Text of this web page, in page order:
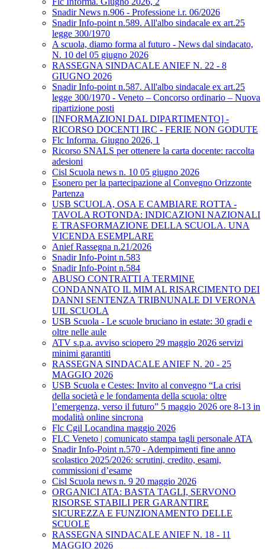
Snadir News n.906 - Professione i.r. 06/2026
Snadir Info-point n.589. All'albo sindacale ex art.25
legge 300/1970
A scuola, diamo forma al futuro - News dal sindacato,
N. 10 del 05 giugno 2026
RASSEGNA SINDACALE ANIEF N. 22 - 8
GIUGNO 2026
Snadir Info-point n.587. All'albo sindacale ex art.25
legge 300/1970 - Veneto – Concorso ordinario – Nuova
ripartizione posti
[INFORMAZIONI DAL DIPARTIMENTO] -
RICORSO DOCENTI IRC - FERIE NON GODUTE
Flc Informa. Giugno 2026, 1
Ricorso SNALS per ottenere la carta docente: raccolta
adesioni
Cisl Scuola news n. 10 05 giugno 2026
Esonero per la partecipazione al Convegno Orizzonte
Partenza
USB SCUOLA, OSA E CAMBIARE ROTTA -
TAVOLA ROTONDA: INDICAZIONI NAZIONALI
E TRASFORMAZIONE DELLA SCUOLA. UNA
VICENDA ESEMPLARE
Anief Rassegna n.21/2026
Snadir Info-Point n.583
Snadir Info-Point n.584
ABUSO CONTRATTI A TERMINE
CONDANNATO IL MIM AL RISARCIMENTO DEI
DANNI SENTENZA TRIBNUNALE DI VERONA
UIL SCUOLA
USB Scuola - Le scuole bruciano in estate: 30 gradi e
oltre nelle aule
ATV s.p.a. avviso sciopero 29 maggio 2026 servizi
minimi garantiti
RASSEGNA SINDACALE ANIEF N. 20 - 25
MAGGIO 2026
USB Scuola e Cestes: Invito al convegno “La crisi
della società e le fondamenta della scuola: oltre
l’emergenza, verso il futuro” 5 maggio 2026 ore 8-13 in
modalità online sincrona
Flc Cgil Locandina maggio 2026
FLC Veneto | comunicato stampa tagli personale ATA
Snadir Info-Point n.570 - Adempimenti fine anno
scolastico 2025/2026: scrutini, credito, esami,
commissioni d’esame
Cisl Scuola news n. 9 20 maggio 2026
ORGANICI ATA: BASTA TAGLI, SERVONO
RISORSE STABILI PER GARANTIRE
SICUREZZA E FUNZIONAMENTO DELLE
SCUOLE
RASSEGNA SINDACALE ANIEF N. 18 - 11
MAGGIO 2026